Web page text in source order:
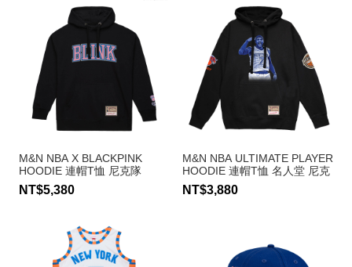
M&N NBA X BLACKPINK
HOODIE 連帽T恤 尼克隊
NT$5,380
M&N NBA ULTIMATE PLAYER
HOODIE 連帽T恤 名人堂 尼克
隊 Carmelo Anthony
NT$3,880